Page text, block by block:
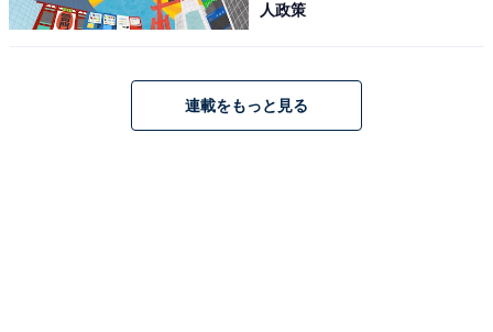
人政策
連載をもっと見る